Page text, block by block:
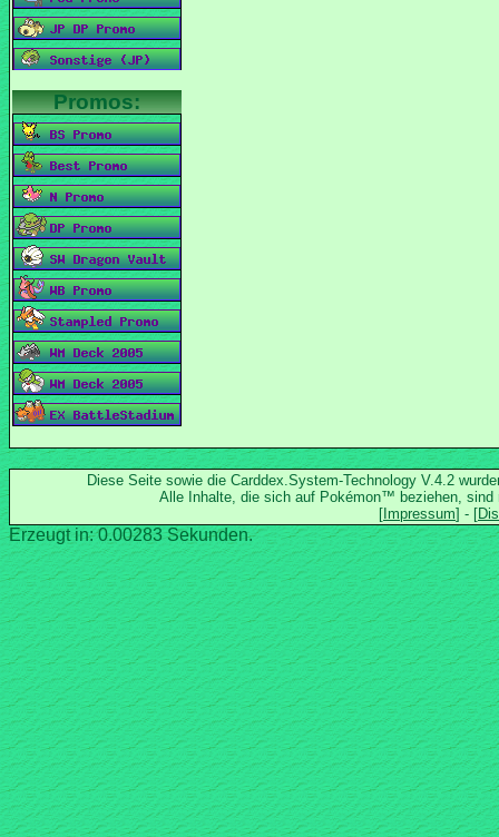
Diese Seite sowie die Carddex.System-Technology V.4.2
Alle Inhalte, die sich auf Pokémon™ beziehen, sind
Erzeugt in: 0.00283 Sekunden.